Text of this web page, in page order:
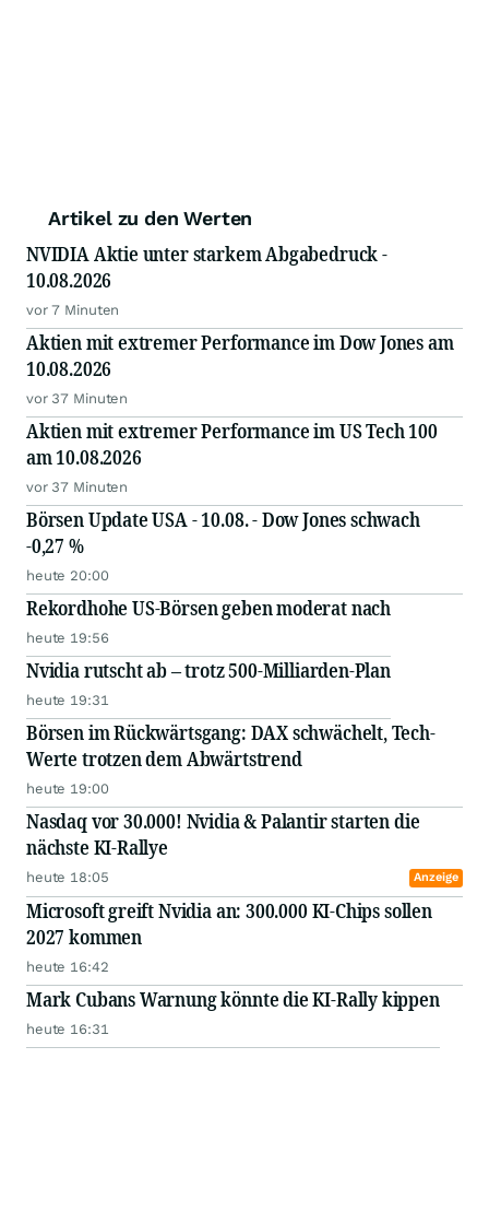
Artikel zu den Werten
NVIDIA Aktie unter starkem Abgabedruck -
10.08.2026
vor 7 Minuten
Aktien mit extremer Performance im Dow Jones am
10.08.2026
vor 37 Minuten
Aktien mit extremer Performance im US Tech 100
am 10.08.2026
vor 37 Minuten
Börsen Update USA - 10.08. - Dow Jones schwach
-0,27 %
heute 20:00
Rekordhohe US-Börsen geben moderat nach
heute 19:56
Nvidia rutscht ab – trotz 500-Milliarden-Plan
heute 19:31
Börsen im Rückwärtsgang: DAX schwächelt, Tech-
Werte trotzen dem Abwärtstrend
heute 19:00
Nasdaq vor 30.000! Nvidia & Palantir starten die
nächste KI-Rallye
heute 18:05 Anzeige
Microsoft greift Nvidia an: 300.000 KI-Chips sollen
2027 kommen
heute 16:42
Mark Cubans Warnung könnte die KI-Rally kippen
heute 16:31